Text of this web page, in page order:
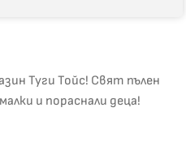
Туги Тойс! Свят пълен
и пораснали деца!